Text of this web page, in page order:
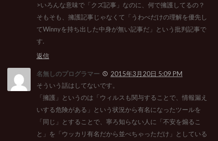
>いろんな意味で「クズ記事」なのに、何で擁護してるの？
そもそも、擁護記事じゃなくて「うわべだけの理解を優先し
てWinnyを持ち出した中身が無い記事だ」という批判記事で
す.
返信
名無しのプログラマー
2015年3月20日 5:09 PM
そういう話はしてないです。
「擁護」というのは「ウィルスも関与することで、情報漏え
いする危険がある」という状況から有名になったツールを
「同じ」とすることで、寧ろ知らない人に「不安を煽るこ
と」を「ウッカリ有名だから並べちゃっただけ」としている